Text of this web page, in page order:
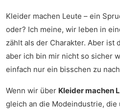
Kleider machen Leute – ein
oder? Ich meine, wir leben in
zählt als der Charakter. Aber
aber ich bin mir nicht so sicher
einfach nur ein bisschen zu
Wenn wir über Kleider machen
gleich an die Modeindustrie,